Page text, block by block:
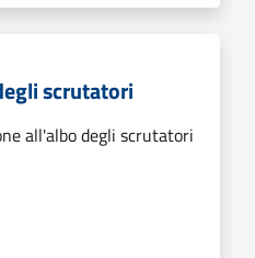
scrutatori
all'albo degli scrutatori